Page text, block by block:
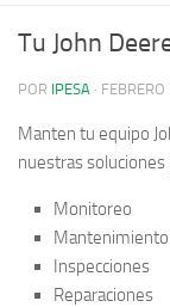
Tu John
POR IPESA ·
Manten tu equipo
nuestras
Monitoreo
Mantenimiento
Inspecciones
Reparaciones